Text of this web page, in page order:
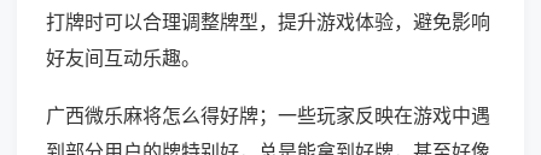
打牌时可以合理调整牌型，提升游戏体验，避免影响
好友间互动乐趣。
广西微乐麻将怎么得好牌；一些玩家反映在游戏中遇